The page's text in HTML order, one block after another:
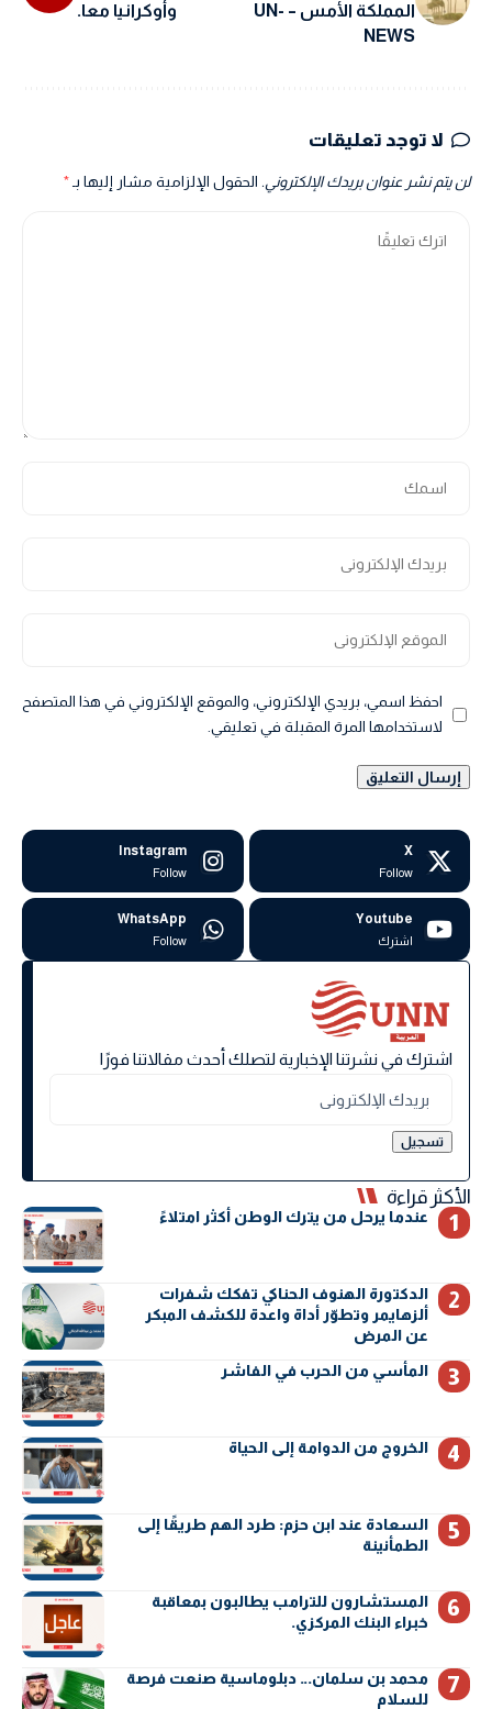
المملكة الأمس – UN-
NEWS
وأوكرانيا معا.
لا توجد تعليقات
لن يتم نشر عنوان بريدك الإلكتروني. الحقول الإلزامية مشار إليها بـ*
احفظ اسمي، بريدي الإلكتروني، والموقع الإلكتروني في هذا المتصفح
لاستخدامها المرة المقبلة في تعليقي.
X
Follow
Instagram
Follow
Youtube
اشترك
WhatsApp
Follow
اشترك في نشرتنا الإخبارية لتصلك أحدث مقالاتنا فورًا
الأكثر قراءة
عندما يرحل من يترك الوطن أكثر امتلاءً
الدكتورة الهنوف الحناكي تفكك شفرات
ألزهايمر وتطوّر أداة واعدة للكشف المبكر
عن المرض
المأسي من الحرب في الفاشر
الخروج من الدوامة إلى الحياة
السعادة عند ابن حزم: طرد الهم طريقًا إلى
الطمأنينة
المستشارون للترامب يطالبون بمعاقبة
خبراء البنك المركزي.
محمد بن سلمان… دبلوماسية صنعت فرصة
للسلام